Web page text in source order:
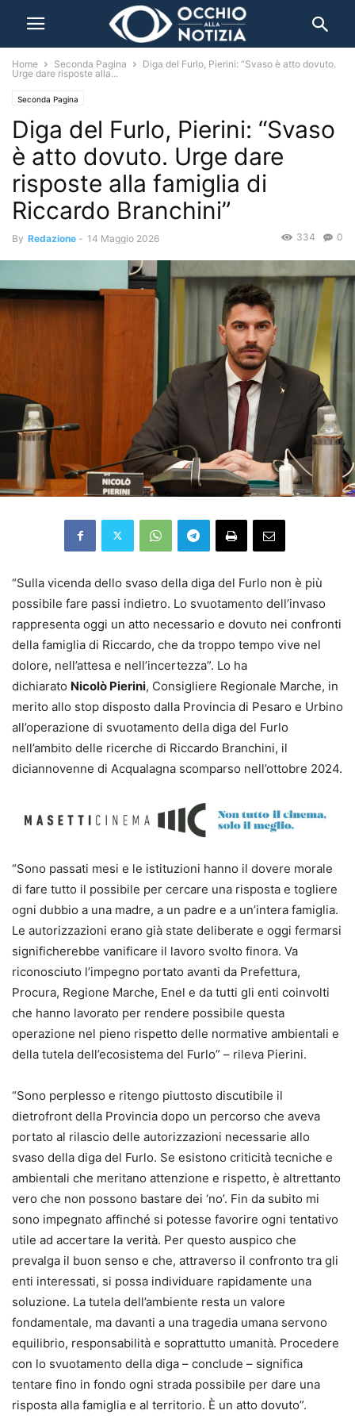
Home Seconda Pagina
Diga del Furlo, Pierini: “Svaso è atto dovuto.
Urge dare risposte alla...
Seconda Pagina
Diga del Furlo, Pierini: “Svaso
è atto dovuto. Urge dare
risposte alla famiglia di
Riccardo Branchini”
By Redazione - 14 Maggio 2026 0
334
“Sulla vicenda dello svaso della diga del Furlo non è più
possibile fare passi indietro. Lo svuotamento dell’invaso
rappresenta oggi un atto necessario e dovuto nei confronti
della famiglia di Riccardo, che da troppo tempo vive nel
dolore, nell’attesa e nell’incertezza”. Lo ha
dichiarato Nicolò Pierini, Consigliere Regionale Marche, in
merito allo stop disposto dalla Provincia di Pesaro e Urbino
all’operazione di svuotamento della diga del Furlo
nell’ambito delle ricerche di Riccardo Branchini, il
diciannovenne di Acqualagna scomparso nell’ottobre 2024.
“Sono passati mesi e le istituzioni hanno il dovere morale
di fare tutto il possibile per cercare una risposta e togliere
ogni dubbio a una madre, a un padre e a un’intera famiglia.
Le autorizzazioni erano già state deliberate e oggi fermarsi
significherebbe vanificare il lavoro svolto finora. Va
riconosciuto l’impegno portato avanti da Prefettura,
Procura, Regione Marche, Enel e da tutti gli enti coinvolti
che hanno lavorato per rendere possibile questa
operazione nel pieno rispetto delle normative ambientali e
della tutela dell’ecosistema del Furlo” – rileva Pierini.
“Sono perplesso e ritengo piuttosto discutibile il
dietrofront della Provincia dopo un percorso che aveva
portato al rilascio delle autorizzazioni necessarie allo
svaso della diga del Furlo. Se esistono criticità tecniche e
ambientali che meritano attenzione e rispetto, è altrettanto
vero che non possono bastare dei ‘no’. Fin da subito mi
sono impegnato affinché si potesse favorire ogni tentativo
utile ad accertare la verità. Per questo auspico che
prevalga il buon senso e che, attraverso il confronto tra gli
enti interessati, si possa individuare rapidamente una
soluzione. La tutela dell’ambiente resta un valore
fondamentale, ma davanti a una tragedia umana servono
equilibrio, responsabilità e soprattutto umanità. Procedere
con lo svuotamento della diga – conclude – significa
tentare fino in fondo ogni strada possibile per dare una
risposta alla famiglia e al territorio. È un atto dovuto”.